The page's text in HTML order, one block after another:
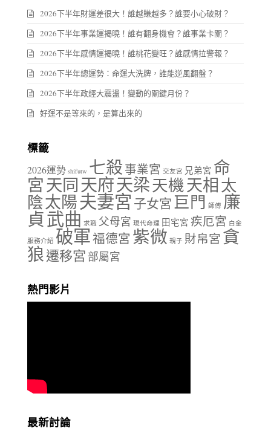
2026下半年財運差很大！誰越賺越多？誰要小心破財？
2026下半年事業運揭曉！誰有翻身機會？誰事業卡關？
2026下半年感情運揭曉！誰桃花變旺？誰感情拉警報？
2026下半年總運勢：命運大洗牌，誰能逆風翻盤？
2026下半年政經大震盪！變動的關鍵月份？
好運不是等來的，是算出來的
標籤
2026運勢 shifutw 七殺事業宮 交友宮 兄弟宮 命
宮天同天府天梁天機天相太
陰太陽夫妻宮 子女宮巨門 師傅 廉
貞武曲 求職 父母宮 現代命理 田宅宮 疾厄宮 白金
服務介紹 破軍福德宮 紫微 親子 財帛宮 貪
狼遷移宮 部屬宮
熱門影片
最新討論